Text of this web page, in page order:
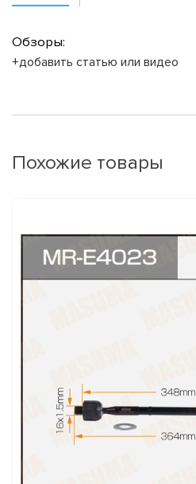
Обзоры:
+добавить статью или видео
Похожие товары